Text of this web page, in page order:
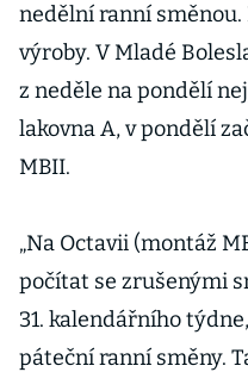
nedělní ranní
výroby. V Mladé
z neděle na pondělí
lakovna A, v pondělí
MBII.
„Na Octavii (montáž
počítat se zrušenými
31. kalendářního
páteční ranní směny.